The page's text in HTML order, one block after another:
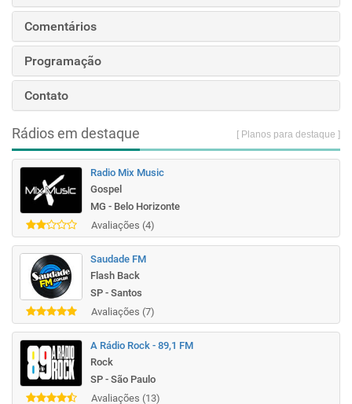
Comentários
Programação
Contato
Rádios em destaque [ Planos para destaque ]
Radio Mix Music
Gospel
MG - Belo Horizonte
Avaliações (4)
Saudade FM
Flash Back
SP - Santos
Avaliações (7)
A Rádio Rock - 89,1 FM
Rock
SP - São Paulo
Avaliações (13)